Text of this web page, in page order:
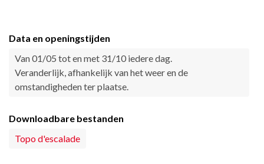
Data en openingstijden
Van 01/05 tot en met 31/10 iedere dag.
Veranderlijk, afhankelijk van het weer en de
omstandigheden ter plaatse.
Downloadbare bestanden
Topo d'escalade